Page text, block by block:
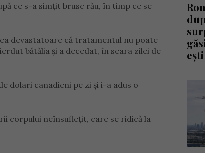
ce s-a simțit brusc rău, în timp ce se
devastatoare că tratamentul nu poate
bătălia și a decedat, în seara zilei de
dolari canadieni pe zi și i-a adus o
corpului neînsuflețit, care se ridică la